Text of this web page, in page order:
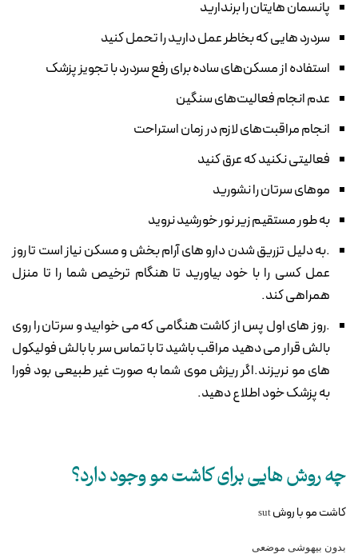
پانسمان هایتان را برندارید
سردرد هایی که بخاطر عمل دارید را تحمل کنید
استفاده از مسکن‌های ساده برای رفع سردرد با تجویز پزشک
عدم انجام فعالیت‌های سنگین
انجام مراقبت‌های لازم در زمان استراحت
فعالیتی نکنید که عرق کنید
موهای سرتان را نشورید
به طور مستقیم زیر نور خورشید نروید
.به دلیل تزریق شدن دارو های آرام بخش و مسکن نیاز است تا روز
عمل کسی را با خود بیاورید تا هنگام ترخیص شما را تا منزل
همراهی کند.
.روز های اول پس از کاشت هنگامی که می خوابید و سرتان را روی
بالش قرار می دهید مراقب باشید تا با تماس سر با بالش فولیکول
های مو نریزند.اگر ریزش موی شما به صورت غیر طبیعی بود فورا
به پزشک خود اطلاع دهید.
چه روش هایی برای کاشت مو وجود دارد؟
کاشت مو با روش sut
بدون بیهوشی موضعی